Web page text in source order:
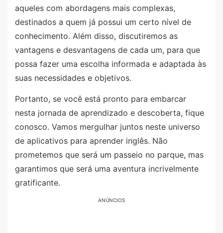
aqueles com abordagens mais complexas,
destinados a quem já possui um certo nível de
conhecimento. Além disso, discutiremos as
vantagens e desvantagens de cada um, para que
possa fazer uma escolha informada e adaptada às
suas necessidades e objetivos.
Portanto, se você está pronto para embarcar
nesta jornada de aprendizado e descoberta, fique
conosco. Vamos mergulhar juntos neste universo
de aplicativos para aprender inglês. Não
prometemos que será um passeio no parque, mas
garantimos que será uma aventura incrivelmente
gratificante.
ANÚNCIOS